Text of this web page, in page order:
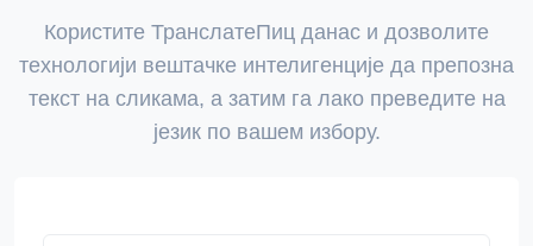
Користите ТранслатеПиц данас и дозволите
технологији вештачке интелигенције да препозна
текст на сликама, а затим га лако преведите на
језик по вашем избору.